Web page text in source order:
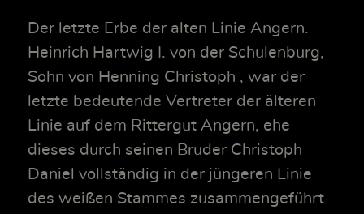
Der letzte Erbe der alten Linie Angern.
Heinrich Hartwig I. von der Schulenburg,
Sohn von Henning Christoph , war der
letzte bedeutende Vertreter der älteren
Linie auf dem Rittergut Angern, ehe
dieses durch seinen Bruder Christoph
Daniel vollständig in der jüngeren Linie
des weißen Stammes zusammengeführt